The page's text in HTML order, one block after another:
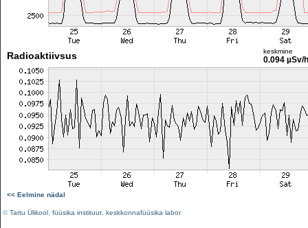
Radioaktiivsus keskmine
0.094 µSv/h
<< Eelmine nädal
©Tartu Ülikool füüsika instituut keskkonnafüüsika labor